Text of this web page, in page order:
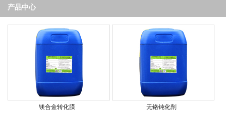
产品中心
镁合金转化膜 无铬钝化剂